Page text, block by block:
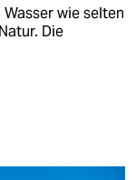
wie selten
Die